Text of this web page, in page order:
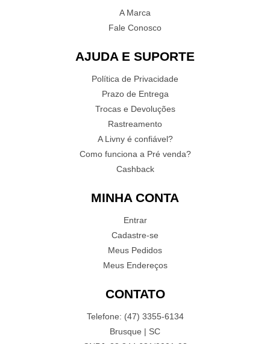
A Marca
Fale Conosco
AJUDA E SUPORTE
Política de Privacidade
Prazo de Entrega
Trocas e Devoluções
Rastreamento
A Livny é confiável?
Como funciona a Pré venda?
Cashback
MINHA CONTA
Entrar
Cadastre-se
Meus Pedidos
Meus Endereços
CONTATO
Telefone: (47) 3355-6134
Brusque | SC